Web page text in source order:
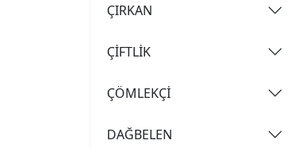
ÇIRKAN
ÇİFTLİK
ÇÖMLEKÇİ
DAĞBELEN